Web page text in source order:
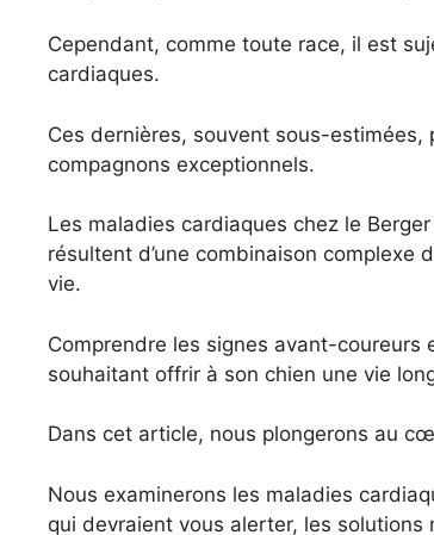
Cependant, comme toute race, il est
cardiaques.
Ces dernières, souvent sous-
compagnons exceptionnels.
Les maladies cardiaques chez le
résultent d’une combinaison
vie.
Comprendre les signes avant-
souhaitant offrir à son chien une vie
Dans cet article, nous plongerons au
Nous examinerons les maladies
qui devraient vous alerter, les